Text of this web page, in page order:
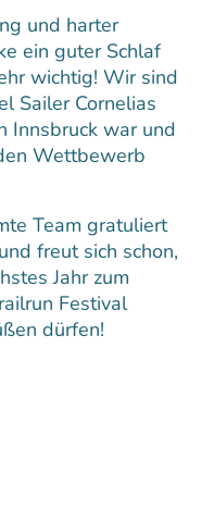
und harter
ein guter Schlaf
wichtig! Wir sind
Sailer Cornelias
Innsbruck war und
Wettbewerb
Team gratuliert
freut sich schon,
Jahr zum
Festival
dürfen!